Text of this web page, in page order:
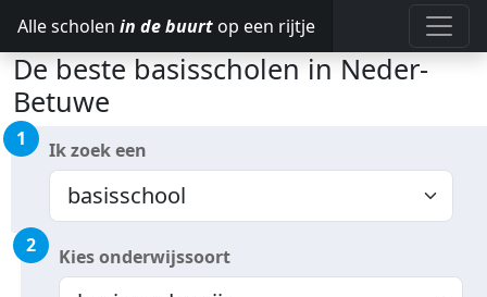
Alle scholen in de buurt op een rijtje
De beste basisscholen in Neder-
Betuwe
1 Ik zoek een
2 Kies onderwijssoort